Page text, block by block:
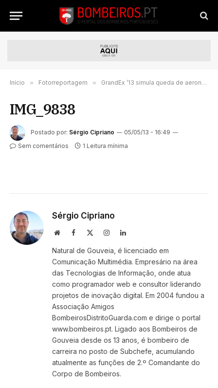
Início » Fotorreportagem » GrandEx ’13 simula queda de aeronave na Marinha Grande
IMG_9838
Postado por: Sérgio Cipriano
05/05/13 - 16:49
Sem comentários
1 Leitura mínima
Sérgio Cipriano
WebsiteFacebook InstagramLinkedIn
Natural de Gouveia, é licenciado em
Comunicação Multimédia. Empresário na área
das Tecnologias de Informação, onde atua
como programador web e consultor liderando
projetos de inovação digital. Em 2004 fundou a
Associação Amigos
BombeirosDistritoGuarda.com e dirige o portal
www.bombeiros.pt. Ligado aos Bombeiros de
Gouveia desde os 13 anos, é bombeiro de
carreira no posto de Subchefe, acumulando
atualmente as funções de 2.º Comandante do
Corpo de Bombeiros.